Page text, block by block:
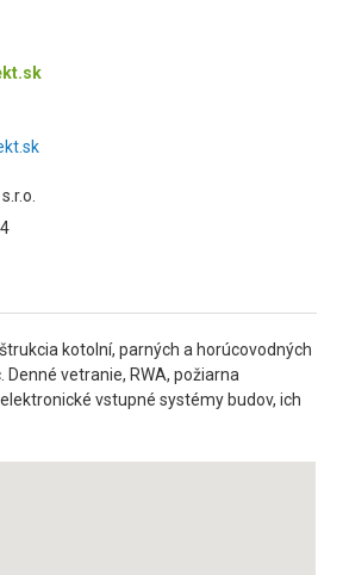
kotolní, parných a horúcovodných
vetranie, RWA, požiarna
vstupné systémy budov, ich